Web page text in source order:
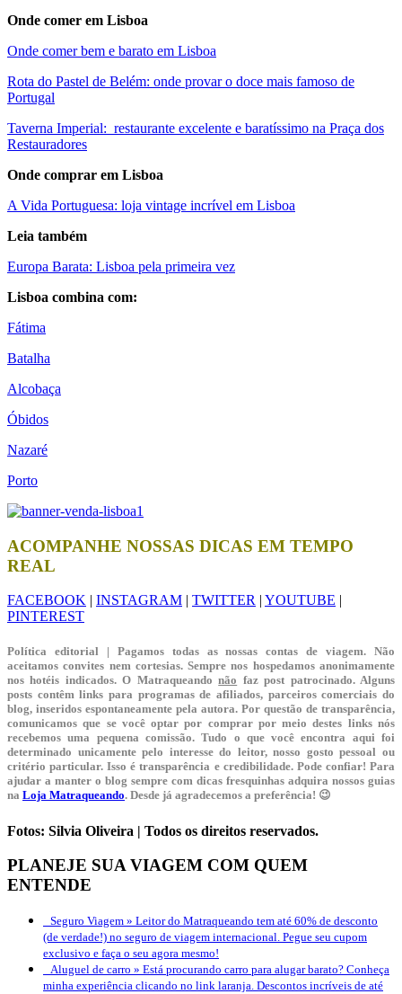
Onde comer em Lisboa
Onde comer bem e barato em Lisboa
Rota do Pastel de Belém: onde provar o doce mais famoso de
Portugal
Taverna Imperial: restaurante excelente e baratíssimo na Praça dos
Restauradores
Onde comprar em Lisboa
A Vida Portuguesa: loja vintage incrível em Lisboa
Leia também
Europa Barata: Lisboa pela primeira vez
Lisboa combina com:
Fátima
Batalha
Alcobaça
Óbidos
Nazaré
Porto
ACOMPANHE NOSSAS DICAS EM TEMPO
REAL
FACEBOOK | INSTAGRAM | TWITTER | YOUTUBE |
PINTEREST
Política editorial | Pagamos todas as nossas contas de viagem. Não
aceitamos convites nem cortesias. Sempre nos hospedamos anonimamente
nos hotéis indicados. O Matraqueandonão faz post patrocinado. Alguns
posts contêm links para programas de afiliados, parceiros comerciais do
blog, inseridos espontaneamente pela autora. Por questão de transparência,
comunicamos que se você optar por comprar por meio destes links nós
recebemos uma pequena comissão. Tudo o que você encontra aqui foi
determinado unicamente pelo interesse do leitor, nosso gosto pessoal ou
critério particular. Isso é transparência e credibilidade. Pode confiar! Para
ajudar a manter o blog sempre com dicas fresquinhas adquira nossos guias
na Loja Matraqueando. Desde já agradecemos a preferência! 😉
Fotos: Silvia Oliveira | Todos os direitos reservados.
PLANEJE SUA VIAGEM COM QUEM
ENTENDE
Seguro Viagem » Leitor do Matraqueando tem até 60% de desconto
(de verdade!) no seguro de viagem internacional. Pegue seu cupom
exclusivo e faça o seu agora mesmo!
Aluguel de carro » Está procurando carro para alugar barato? Conheça
minha experiência clicando no link laranja. Descontos incríveis de até